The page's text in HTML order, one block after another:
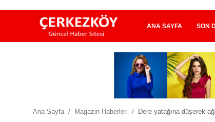
ANA SAYFA SON
Ekonomi Haberleri
Ana Sayfa Magazin Haberleri Dere yatağına düşerek